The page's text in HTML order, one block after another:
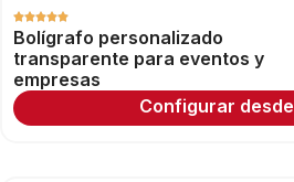
Bolígrafo personalizado
transparente para eventos y
empresas
Configurar desde